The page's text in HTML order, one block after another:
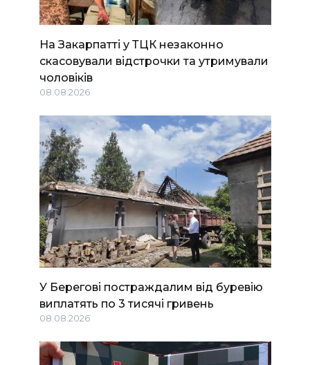
На Закарпатті у ТЦК незаконно
скасовували відстрочки та утримували
чоловіків
08.08.2026
У Берегові постраждалим від буревію
виплатять по 3 тисячі гривень
08.08.2026